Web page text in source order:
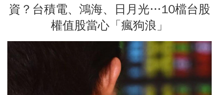
資？台積電、鴻海、日月光…10檔台股
權值股當心「瘋狗浪」